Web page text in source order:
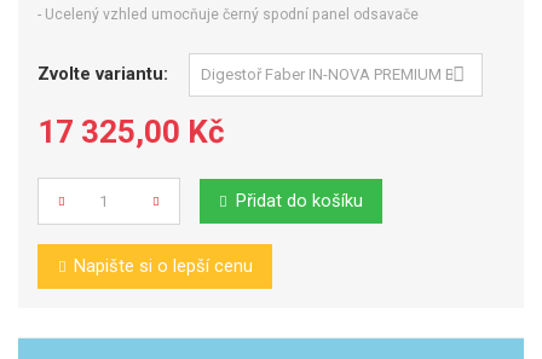
- Ucelený vzhled umocňuje černý spodní panel odsavače
Zvolte variantu:
17 325,00 Kč
Počet Přidat do košíku
Napište si o lepší cenu